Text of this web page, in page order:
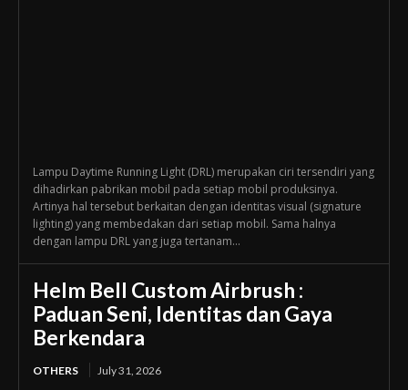
Lampu Daytime Running Light (DRL) merupakan ciri tersendiri yang
dihadirkan pabrikan mobil pada setiap mobil produksinya.
Artinya hal tersebut berkaitan dengan identitas visual (signature
lighting) yang membedakan dari setiap mobil. Sama halnya
dengan lampu DRL yang juga tertanam...
Helm Bell Custom Airbrush :
Paduan Seni, Identitas dan Gaya
Berkendara
OTHERS July 31, 2026